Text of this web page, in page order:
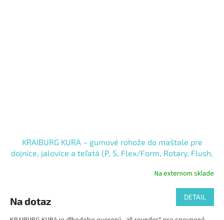
KRAIBURG KURA – gumové rohože do maštale pre
dojnice, jalovice a teľatá (P, S, Flex/Form, Rotary, Flush,
Na externom sklade
Na dotaz DETAIL